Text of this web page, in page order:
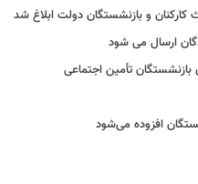
کارکنان و بازنشستگان دولت ابلاغ شد
ارسال می شود